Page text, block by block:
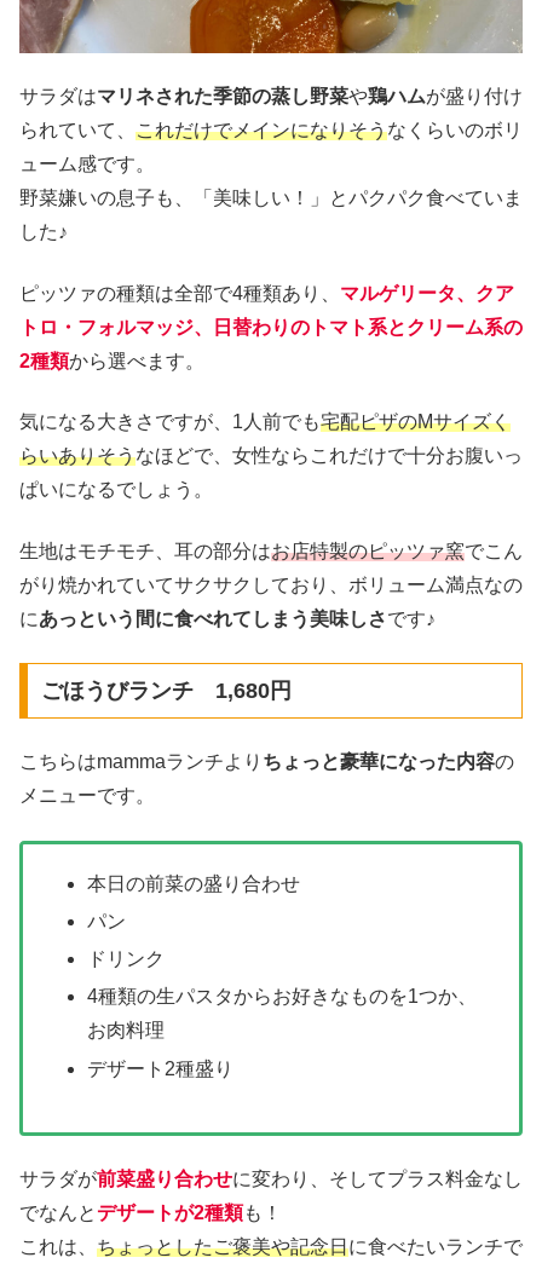
サラダはマリネされた季節の蒸し野菜や鶏ハムが盛り付け
られていて、 これだけでメインになりそうなくらいのボリ
ューム感です。
野菜嫌いの息子も、「美味しい！」とパクパク食べていま
した♪
ピッツァの種類は全部で4種類あり、 マルゲリータ、クア
トロ・フォルマッジ、日替わりのトマト系とクリーム系の
2種類から選べます。
気になる大きさですが、1人前でも宅配ピザのMサイズく
らいありそうなほどで、女性ならこれだけで十分お腹いっ
ぱいになるでしょう。
生地はモチモチ、耳の部分はお店特製のピッツァ窯でこん
がり焼かれていてサクサクしており、ボリューム満点なの
にあっという間に食べれてしまう美味しさです♪
ごほうびランチ 1,680円
こちらはmammaランチより ちょっと豪華になった内容の
メニューです。
本日の前菜の盛り合わせ
パン
ドリンク
4種類の生パスタからお好きなものを1つか、
お肉料理
デザート2種盛り
サラダが前菜盛り合わせに変わり、そしてプラス料金なし
でなんとデザートが2種類も！
これは、 ちょっとしたご褒美や記念日に食べたいランチで